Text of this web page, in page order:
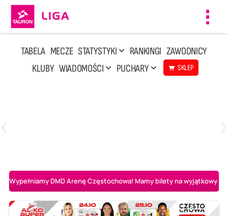
TABELA MECZE STATYSTYKI RANKINGI ZAWODNICY
KLUBY WIADOMOŚCI PUCHARY SKLEP
Wypełniamy DMD Arenę Częstochowa! Mamy bilety na wyjątkowy